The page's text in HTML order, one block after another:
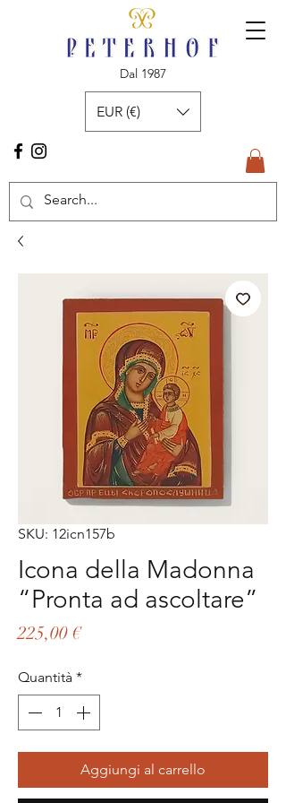
Dal 1987
EUR (€)
SKU: 12icn157b
Icona della Madonna
“Pronta ad ascoltare”
225,00 €Prezzo
Quantità *
Aggiungi al carrello